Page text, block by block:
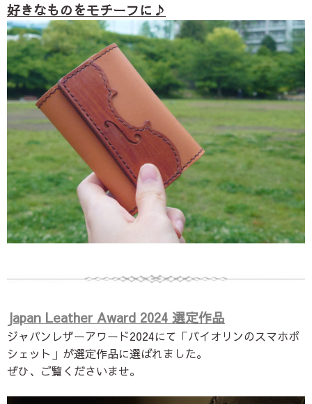
好きなものをモチーフに♪
Japan Leather Award 2024 選定作品
ジャパンレザーアワード2024にて 「バイオリンのスマホポ
シェット」が選定作品に選ばれました。
ぜひ、ご覧くださいませ。